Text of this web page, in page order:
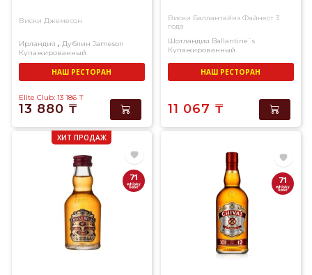
Виски Джемесон
Ирландия , Дублин Jameson
Купажированный
НАШ РЕСТОРАН
Elite Club: 13 186 ₸
13 880 ₸
Виски Баллантайнз Файнест 3
года
Шотландия Ballantine`s
Купажированный
НАШ РЕСТОРАН
11 067 ₸
ХИТ ПРОДАЖ
71 71